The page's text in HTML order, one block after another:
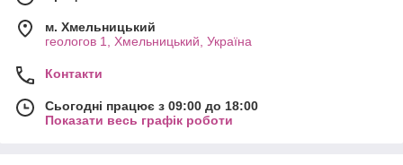
Акційні програми
Залишіть відгукпро роботу
м. Хмельницький
геологов 1, Хмельницький, Україна
Контакти
Сьогодні працює з 09:00 до 18:00
Показати весь графік роботи